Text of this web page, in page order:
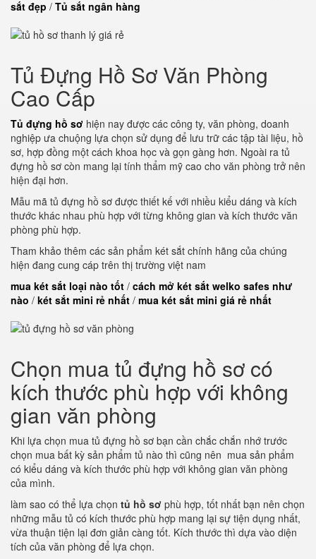
sắt đẹp / Tủ sắt ngân hàng
Tủ Đựng Hồ Sơ Văn Phòng
Cao Cấp
Tủ đựng hồ sơ hiện nay được các công ty, văn phòng, doanh
nghiệp ưa chuộng lựa chọn sử dụng để lưu trữ các tập tài liệu, hồ
sơ, hợp đồng một cách khoa học và gọn gàng hơn. Ngoài ra tủ
đựng hồ sơ còn mang lại tính thẩm mỹ cao cho văn phòng trở nên
hiện đại hơn.
Mẫu mã tủ đựng hồ sơ được thiết kế với nhiều kiểu dáng và kích
thước khác nhau phù hợp với từng không gian và kích thước văn
phòng phù hợp.
Tham khảo thêm các sản phẩm két sắt chính hãng của chúng
hiện đang cung cáp trên thị trường việt nam
mua két sắt loại nào tốt / cách mở két sắt welko safes như
nào / két sắt mini rẻ nhất / mua két sắt mini giá rẻ nhất
Chọn mua tủ đựng hồ sơ có
kích thước phù hợp với không
gian văn phòng
Khi lựa chọn mua tủ đựng hồ sơ bạn cần chắc chắn nhớ trước
chọn mua bất kỳ sản phẩm tủ nào thì cũng nên mua sản phẩm
có kiểu dáng và kích thước phù hợp với không gian văn phòng
của mình.
làm sao có thể lựa chọn tủ hồ sơ phù hợp, tốt nhất bạn nên chọn
những mẫu tủ có kích thước phù hợp mang lại sự tiện dụng nhất,
vừa thuận tiện lại đơn giản càng tốt. Kích thước thì dựa vào diện
tích của văn phòng để lựa chọn.